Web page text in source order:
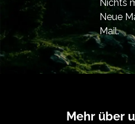
Nichts
Neue
Mail.
Mehr über